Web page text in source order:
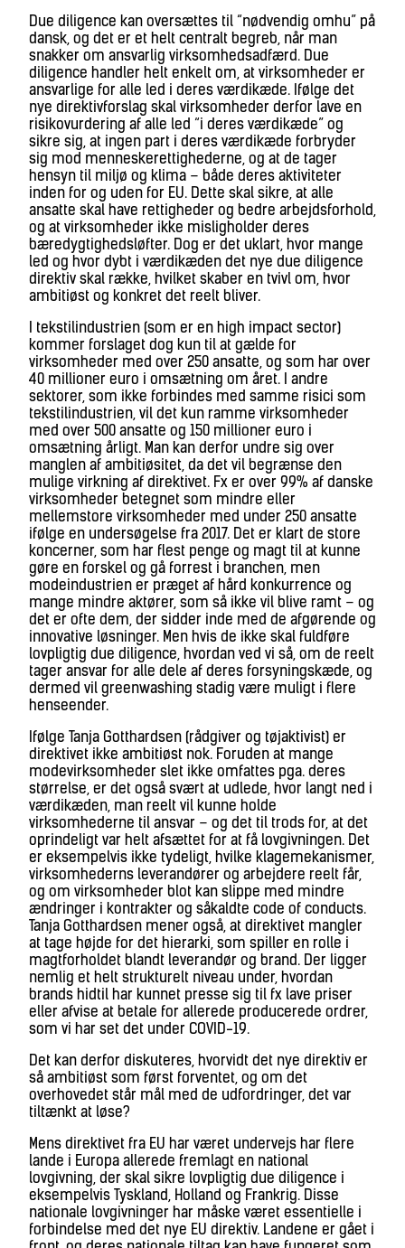
Due diligence kan oversættes til “nødvendig omhu” på
dansk, og det er et helt centralt begreb, når man
snakker om ansvarlig virksomhedsadfærd. Due
diligence handler helt enkelt om, at virksomheder er
ansvarlige for alle led i deres værdikæde. Ifølge det
nye direktivforslag skal virksomheder derfor lave en
risikovurdering af alle led “i deres værdikæde” og
sikre sig, at ingen part i deres værdikæde forbryder
sig mod menneskerettighederne, og at de tager
hensyn til miljø og klima – både deres aktiviteter
inden for og uden for EU. Dette skal sikre, at alle
ansatte skal have rettigheder og bedre arbejdsforhold,
og at virksomheder ikke misligholder deres
bæredygtighedsløfter. Dog er det uklart, hvor mange
led og hvor dybt i værdikæden det nye due diligence
direktiv skal række, hvilket skaber en tvivl om, hvor
ambitiøst og konkret det reelt bliver.
I tekstilindustrien (som er en high impact sector)
kommer forslaget dog kun til at gælde for
virksomheder med over 250 ansatte, og som har over
40 millioner euro i omsætning om året. I andre
sektorer, som ikke forbindes med samme risici som
tekstilindustrien, vil det kun ramme virksomheder
med over 500 ansatte og 150 millioner euro i
omsætning årligt. Man kan derfor undre sig over
manglen af ambitiøsitet, da det vil begrænse den
mulige virkning af direktivet. Fx er over 99% af danske
virksomheder betegnet som mindre eller
mellemstore virksomheder med under 250 ansatte
ifølge en undersøgelse fra 2017. Det er klart de store
koncerner, som har flest penge og magt til at kunne
gøre en forskel og gå forrest i branchen, men
modeindustrien er præget af hård konkurrence og
mange mindre aktører, som så ikke vil blive ramt – og
det er ofte dem, der sidder inde med de afgørende og
innovative løsninger. Men hvis de ikke skal fuldføre
lovpligtig due diligence, hvordan ved vi så, om de reelt
tager ansvar for alle dele af deres forsyningskæde, og
dermed vil greenwashing stadig være muligt i flere
henseender.
Ifølge Tanja Gotthardsen (rådgiver og tøjaktivist) er
direktivet ikke ambitiøst nok. Foruden at mange
modevirksomheder slet ikke omfattes pga. deres
størrelse, er det også svært at udlede, hvor langt ned i
værdikæden, man reelt vil kunne holde
virksomhederne til ansvar – og det til trods for, at det
oprindeligt var helt afsættet for at få lovgivningen. Det
er eksempelvis ikke tydeligt, hvilke klagemekanismer,
virksomhederns leverandører og arbejdere reelt får,
og om virksomheder blot kan slippe med mindre
ændringer i kontrakter og såkaldte code of conducts.
Tanja Gotthardsen mener også, at direktivet mangler
at tage højde for det hierarki, som spiller en rolle i
magtforholdet blandt leverandør og brand. Der ligger
nemlig et helt strukturelt niveau under, hvordan
brands hidtil har kunnet presse sig til fx lave priser
eller afvise at betale for allerede producerede ordrer,
som vi har set det under COVID-19.
Det kan derfor diskuteres, hvorvidt det nye direktiv er
så ambitiøst som først forventet, og om det
overhovedet står mål med de udfordringer, det var
tiltænkt at løse?
Mens direktivet fra EU har været undervejs har flere
lande i Europa allerede fremlagt en national
lovgivning, der skal sikre lovpligtig due diligence i
eksempelvis Tyskland, Holland og Frankrig. Disse
nationale lovgivninger har måske været essentielle i
forbindelse med det nye EU direktiv. Landene er gået i